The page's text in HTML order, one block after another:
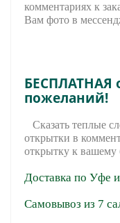
комментариях к
Вам фото в
БЕСПЛАТНАЯ
пожеланий!
Сказать теплые
открытки в
открытку к вашему
Доставка по Уфе
Самовывоз из 7